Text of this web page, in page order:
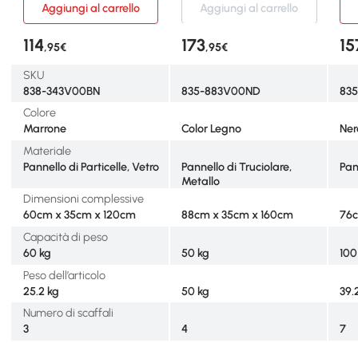
Aggiungi al carrello
Aggiungi al carrello
114,95€ 173,95€
SKU
838-343V00BN
835-883V00ND
Colore
Marrone
Color Legno
Materiale
Pannello di Particelle, Vetro
Pannello di Truciolare,
Metallo
Dimensioni complessive
60cm x 35cm x 120cm
88cm x 35cm x 160cm
Capacità di peso
60 kg
50 kg
Peso dell’articolo
25.2 kg
50 kg
Numero di scaffali
3
4
7